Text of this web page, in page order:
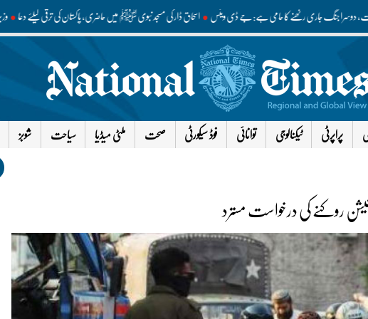
دوسرا جنگ جاری رکھنے کا حامی ہے: جے ڈی وینس اسحاق ڈار کی مسجد نبوی ﷺ میں حاضری، پاکستان کی ترقی کیلئے دعا
پراپرٹی ٹیکنالوجی توانائی فوڈ سیکورٹی صحت ملٹی میڈیا سیاحت شوبز
روکنے کی درخواست مسترد